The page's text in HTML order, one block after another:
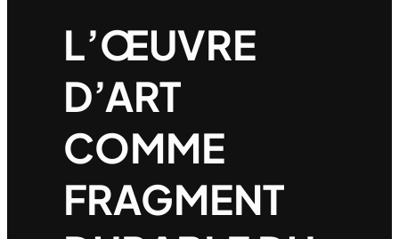
L’ŒUVRE
D’ART
COMME
FRAGMENT